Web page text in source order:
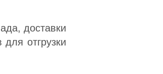
доставки
отгрузки